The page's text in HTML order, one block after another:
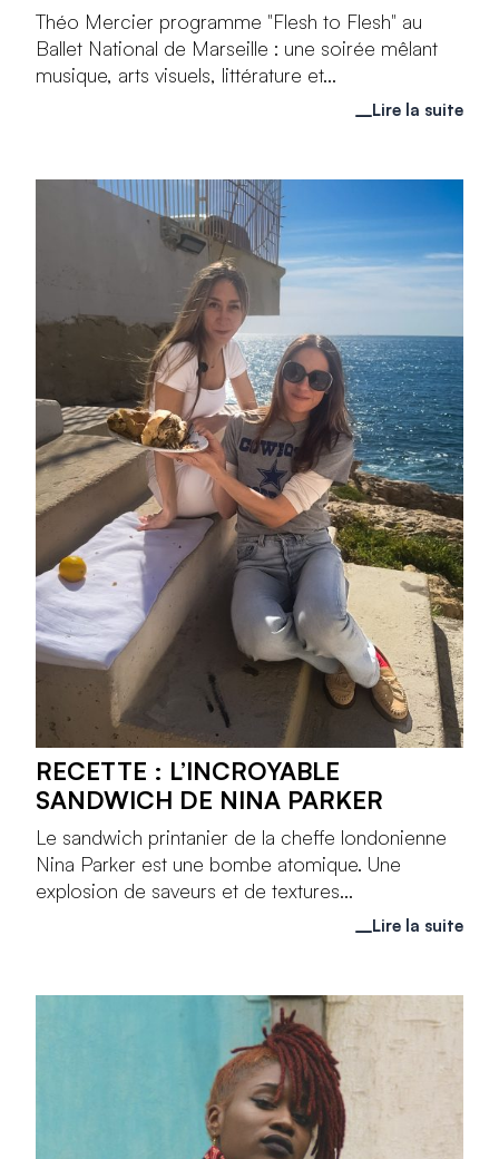
Théo Mercier programme "Flesh to Flesh" au
Ballet National de Marseille : une soirée mêlant
musique, arts visuels, littérature et...
Lire la suite
RECETTE : L’INCROYABLE
SANDWICH DE NINA PARKER
Le sandwich printanier de la cheffe londonienne
Nina Parker est une bombe atomique. Une
explosion de saveurs et de textures...
Lire la suite